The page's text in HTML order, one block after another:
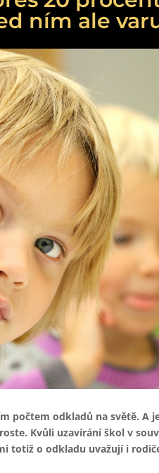
ním ale
počtem odkladů na světě. A
Kvůli uzavírání škol v
totiž o odkladu uvažují i